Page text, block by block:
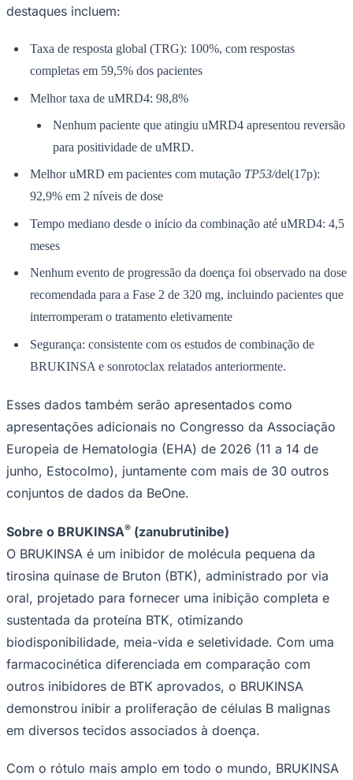
Vasco
destaques incluem:
Taxa de resposta global (TRG): 100%, com respostas
completas em 59,5% dos pacientes
Melhor taxa de uMRD4: 98,8%
Nenhum paciente que atingiu uMRD4 apresentou reversão
para positividade de uMRD.
Melhor uMRD em pacientes com mutação TP53/del(17p):
92,9% em 2 níveis de dose
Tempo mediano desde o início da combinação até uMRD4: 4,5
meses
Nenhum evento de progressão da doença foi observado na dose
recomendada para a Fase 2 de 320 mg, incluindo pacientes que
interromperam o tratamento eletivamente
Segurança: consistente com os estudos de combinação de
BRUKINSA e sonrotoclax relatados anteriormente.
Esses dados também serão apresentados como
apresentações adicionais no Congresso da Associação
Europeia de Hematologia (EHA) de 2026 (11 a 14 de
junho, Estocolmo), juntamente com mais de 30 outros
conjuntos de dados da BeOne.
Sobre o BRUKINSA® (zanubrutinibe)
O BRUKINSA é um inibidor de molécula pequena da
tirosina quinase de Bruton (BTK), administrado por via
oral, projetado para fornecer uma inibição completa e
sustentada da proteína BTK, otimizando
biodisponibilidade, meia-vida e seletividade. Com uma
farmacocinética diferenciada em comparação com
outros inibidores de BTK aprovados, o BRUKINSA
demonstrou inibir a proliferação de células B malignas
em diversos tecidos associados à doença.
Com o rótulo mais amplo em todo o mundo, BRUKINSA